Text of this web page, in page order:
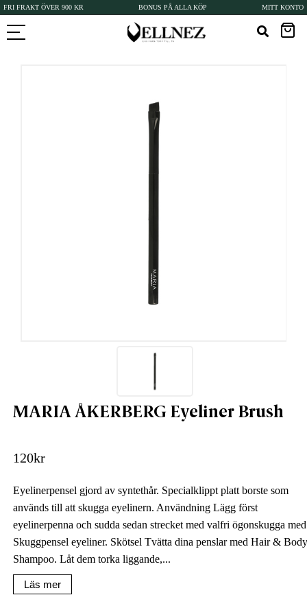
FRI FRAKT ÖVER 900 KR BONUS PÅ ALLA KÖP MITT KONTO
MARIA ÅKERBERG Eyeliner Brush
120kr
Eyelinerpensel gjord av syntethår. Specialklippt platt borste som
används till att skugga eyelinern. Användning Lägg först
eyelinerpenna och sudda sedan strecket med valfri ögonskugga med
Skuggpensel eyeliner. Skötsel Tvätta dina penslar med Hair & Body
Shampoo. Låt dem torka liggande,...
Läs mer